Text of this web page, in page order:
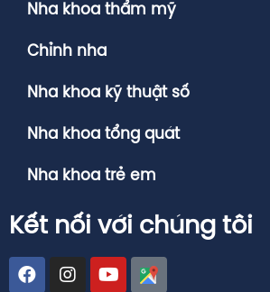
Nha khoa thẩm mỹ
Chỉnh nha
Nha khoa kỹ thuật số
Nha khoa tổng quát
Nha khoa trẻ em
Kết nối với chúng tôi